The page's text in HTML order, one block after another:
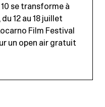
se transforme à
12 au 18 juillet
Film Festival
un open air gratuit